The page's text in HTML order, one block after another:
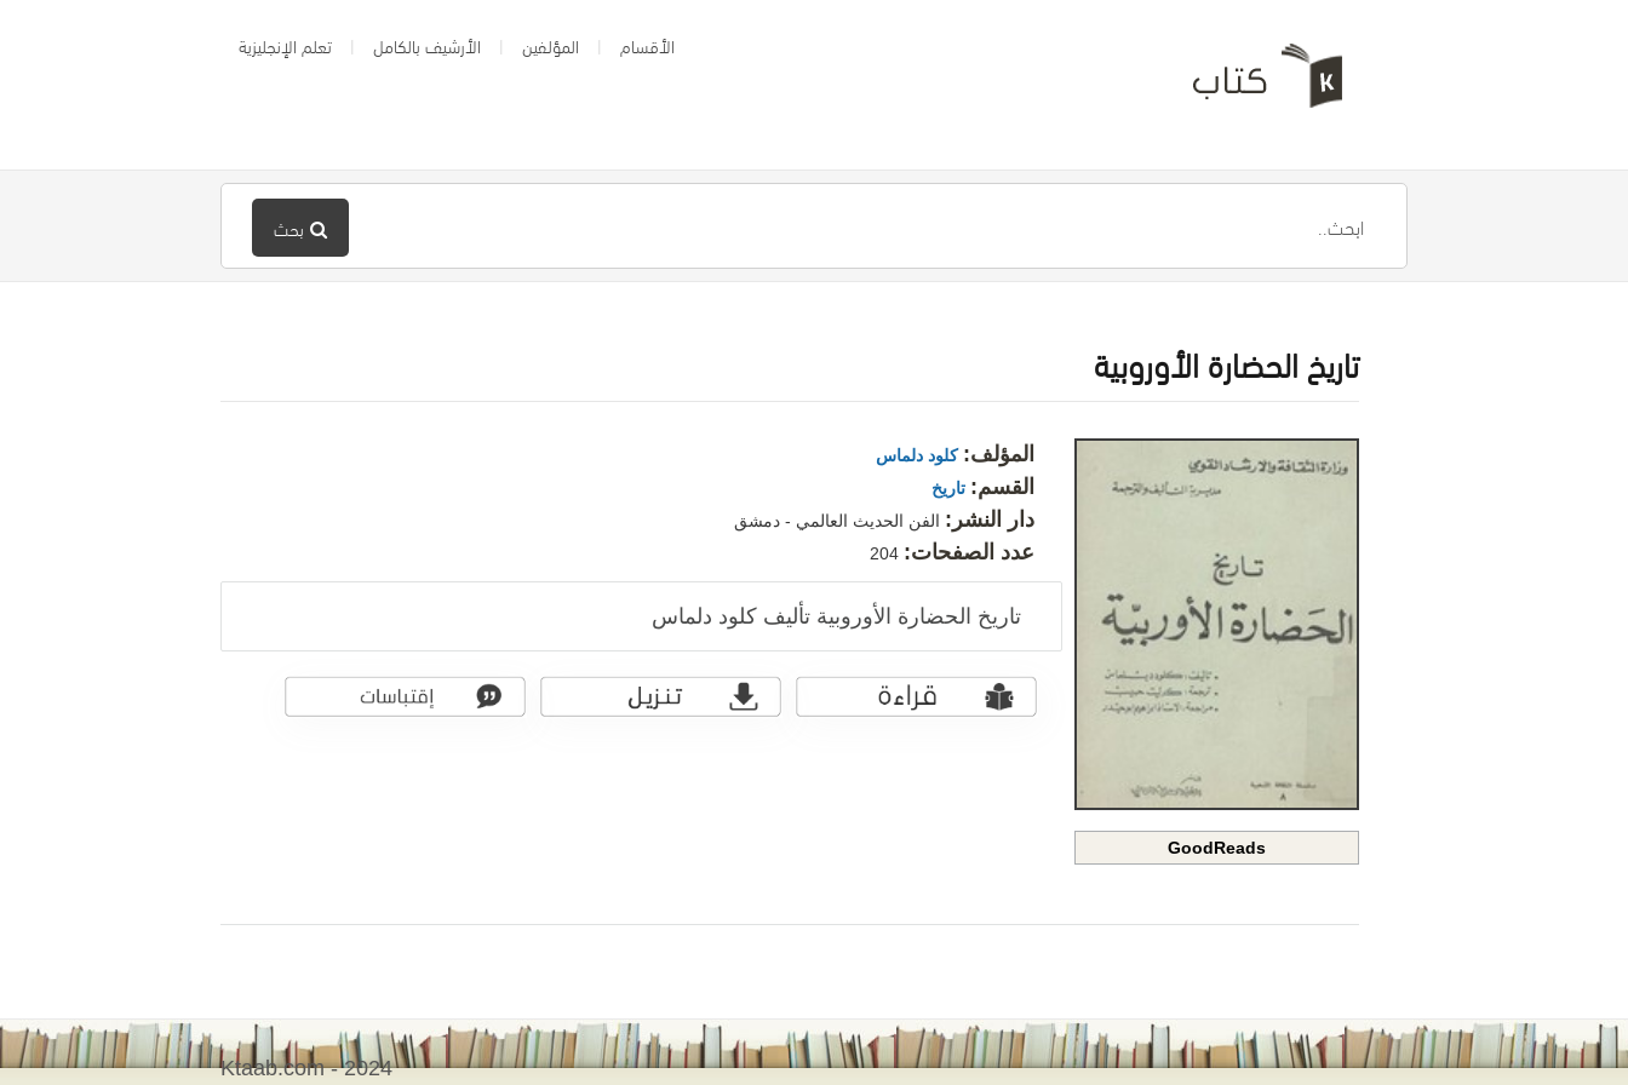
الأقسام المؤلفين الأرشيف بالكامل تعلم الإنجليزية
بحث
تاريخ الحضارة الأوروبية
GoodReads
المؤلف: كلود دلماس
القسم: تاريخ
دار النشر: الفن الحديث العالمي - دمشق
عدد الصفحات:
تاريخ الحضارة الأوروبية تأليف كلود دلماس
Ktaab.com - 2024